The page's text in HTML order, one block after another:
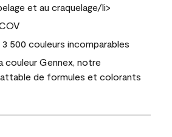
et au craquelage/li>
500 couleurs incomparables
couleur Gennex, notre
de formules et colorants